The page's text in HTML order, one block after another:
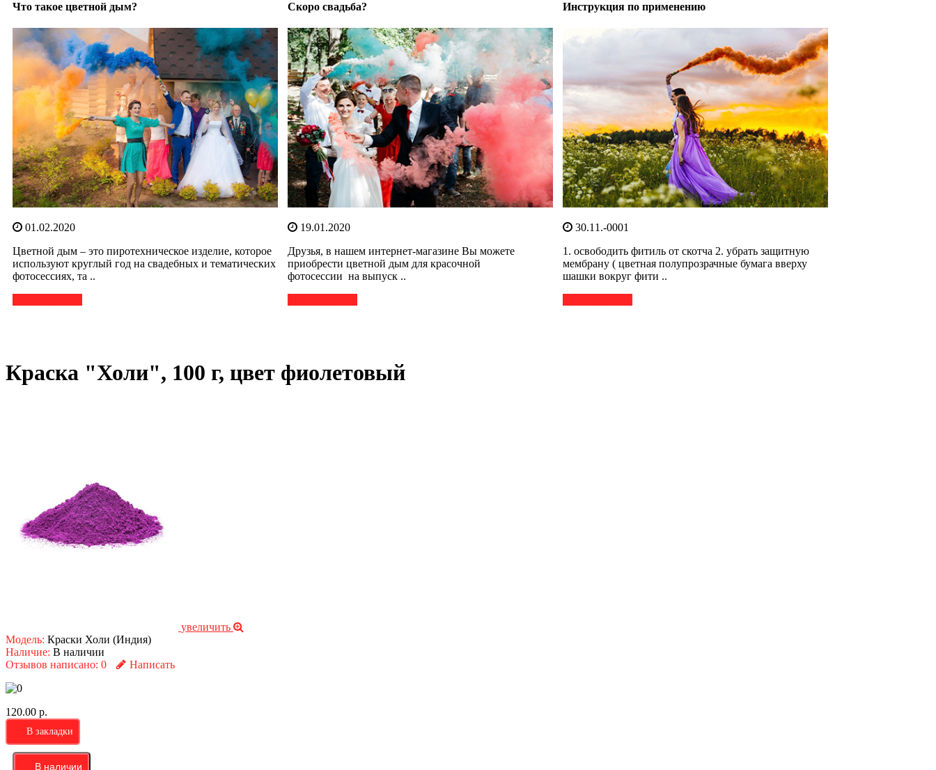
Что такое цветной дым?
01.02.2020
Цветной дым – это пиротехническое изделие, которое
используют круглый год на свадебных и тематических
фотосессиях, та ..
Скоро свадьба?
19.01.2020
Друзья, в нашем интернет-магазине Вы можете
приобрести цветной дым для красочной
фотосессии на выпуск ..
Инструкция по применению
30.11.-0001
1. освободить фитиль от скотча 2. убрать защитную
мембрану ( цветная полупрозрачные бумага вверху
шашки вокруг фити ..
Краска "Холи", 100 г, цвет фиолетовый
увеличить
Модель: Краски Холи (Индия)
Наличие: В наличии
Отзывов написано: 0 Написать
120.00 р.
В закладки